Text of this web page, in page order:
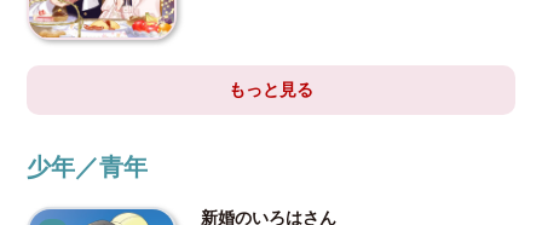
もっと見る
少年／青年
新婚のいろはさん